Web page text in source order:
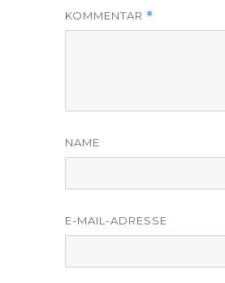
KOMMENTAR *
NAME
E-MAIL-ADRESSE